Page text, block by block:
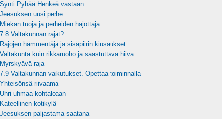
Synti Pyhää Henkeä vastaan
Jeesuksen uusi perhe
Miekan tuoja ja perheiden hajottaja
7.8 Valtakunnan rajat?
Rajojen hämmentäjä ja sisäpiirin kiusaukset.
Valtakunta kuin rikkaruoho ja saastuttava hiiva
Myrskyävä raja
7.9 Valtakunnan vaikutukset. Opettaa toiminnalla
Yhteisönsä riivaama
Uhri uhmaa kohtaloaan
Kateellinen kotikylä
Jeesuksen paljastama saatana